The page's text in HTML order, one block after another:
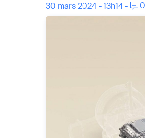
30 mars 2024 - 13h14 - 0